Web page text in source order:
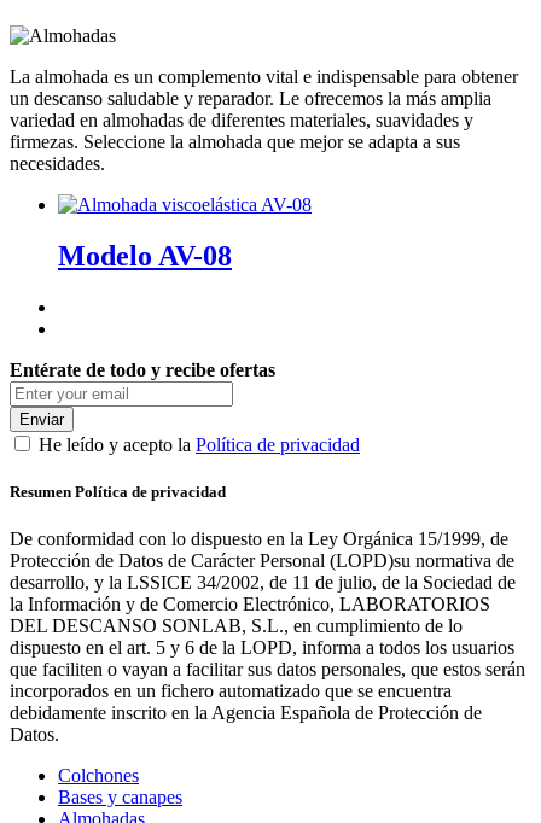
La almohada es un complemento vital e indispensable para obtener
un descanso saludable y reparador. Le ofrecemos la más amplia
variedad en almohadas de diferentes materiales, suavidades y
firmezas. Seleccione la almohada que mejor se adapta a sus
necesidades.
Modelo AV-08
Entérate de todo y recibe ofertas
Enviar
He leído y acepto la Política de privacidad
Resumen Política de privacidad
De conformidad con lo dispuesto en la Ley Orgánica 15/1999, de
Protección de Datos de Carácter Personal (LOPD)su normativa de
desarrollo, y la LSSICE 34/2002, de 11 de julio, de la Sociedad de
la Información y de Comercio Electrónico, LABORATORIOS
DEL DESCANSO SONLAB, S.L., en cumplimiento de lo
dispuesto en el art. 5 y 6 de la LOPD, informa a todos los usuarios
que faciliten o vayan a facilitar sus datos personales, que estos serán
incorporados en un fichero automatizado que se encuentra
debidamente inscrito en la Agencia Española de Protección de
Datos.
Colchones
Bases y canapes